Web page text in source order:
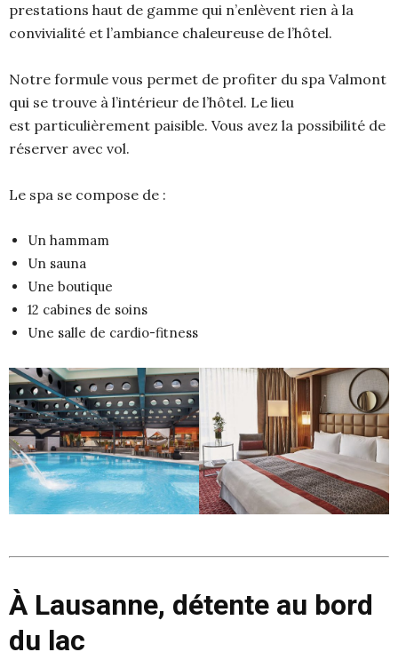
prestations haut de gamme qui n’enlèvent rien à la
convivialité et l’ambiance chaleureuse de l’hôtel.
Notre formule vous permet de profiter du spa Valmont
qui se trouve à l’intérieur de l’hôtel. Le lieu
est particulièrement paisible. Vous avez la possibilité de
réserver avec vol.
Le spa se compose de :
Un hammam
Un sauna
Une boutique
12 cabines de soins
Une salle de cardio-fitness
À Lausanne, détente au bord
du lac